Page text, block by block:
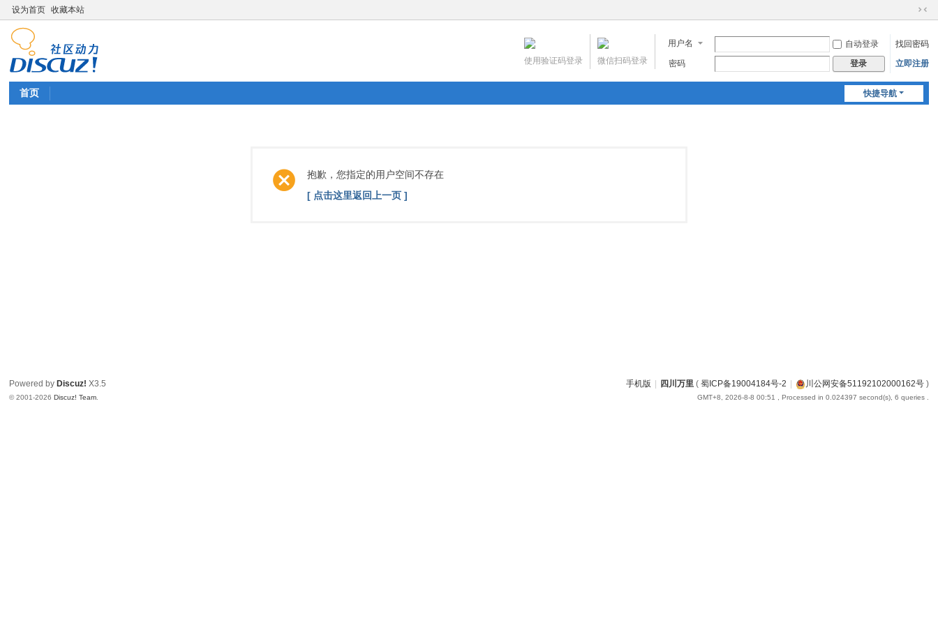
设为首页 收藏本站
切
到
窄
用户名 自动登录
找回密码
密码
登录 立即注册
微信扫码登录
使用验证码登录
快捷导航
首页
抱歉，您指定的用户空间不存在
[ 点击这里返回上一页 ]
手机版 四川万里( 蜀ICP备19004184号-2 川公网安备51192102000162号)
GMT+8, 2026-8-8 00:51 , Processed in 0.024397 second(s), 6 queries .
Powered by Discuz! X3.5
© 2001-2026Discuz! Team